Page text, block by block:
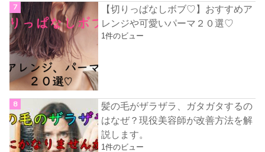
【切りっぱなしボブ♡】おすすめア
レンジや可愛いパーマ２０選♡
1件のビュー
髪の毛がザラザラ、ガタガタするの
はなぜ？現役美容師が改善方法を解
説します。
1件のビュー